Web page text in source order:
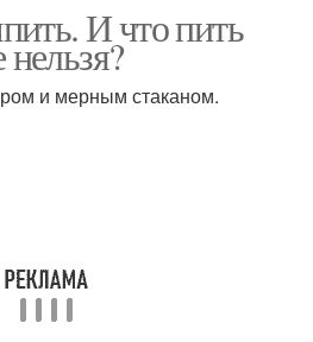
И что пить
и мерным стаканом.